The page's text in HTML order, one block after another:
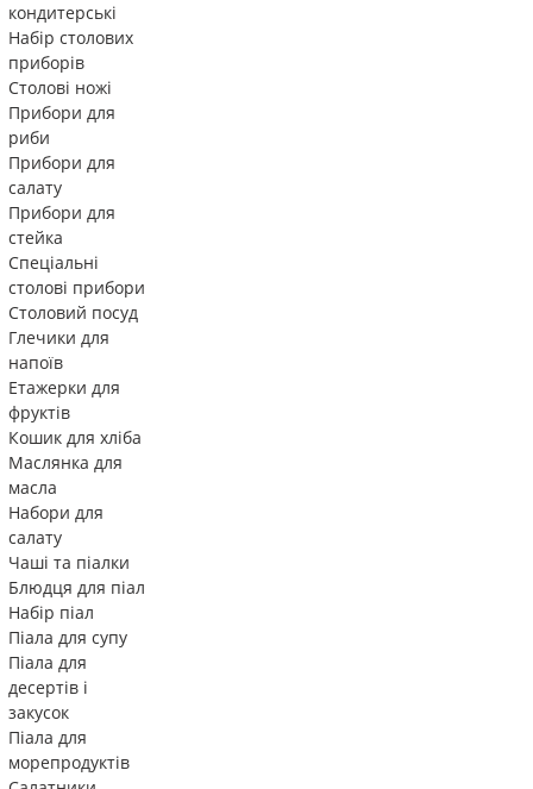
кондитерські
Набір столових
приборів
Столові ножі
Прибори для
риби
Прибори для
салату
Прибори для
стейка
Спеціальні
столові прибори
Столовий посуд
Глечики для
напоїв
Етажерки для
фруктів
Кошик для хліба
Маслянка для
масла
Набори для
салату
Чаші та піалки
Блюдця для піал
Набір піал
Піала для супу
Піала для
десертів і
закусок
Піала для
морепродуктів